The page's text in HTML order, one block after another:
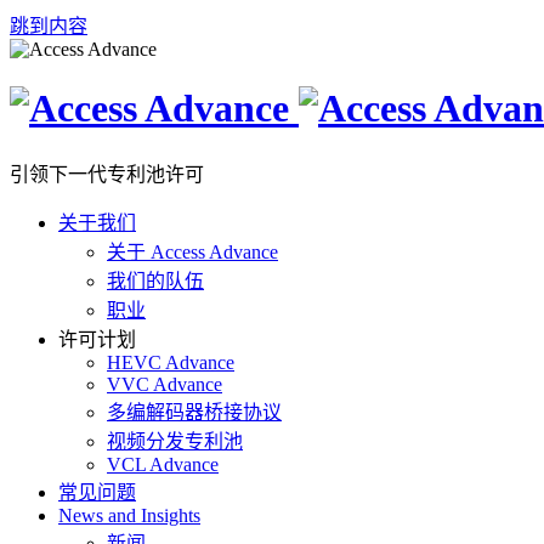
跳到内容
引领下一代专利池许可
关于我们
关于 Access Advance
我们的队伍
职业
许可计划
HEVC Advance
VVC Advance
多编解码器桥接协议
视频分发专利池
VCL Advance
常见问题
News and Insights